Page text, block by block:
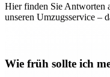
Hier finden Sie Antworten
unseren Umzugsservice –
Wie früh sollte ich